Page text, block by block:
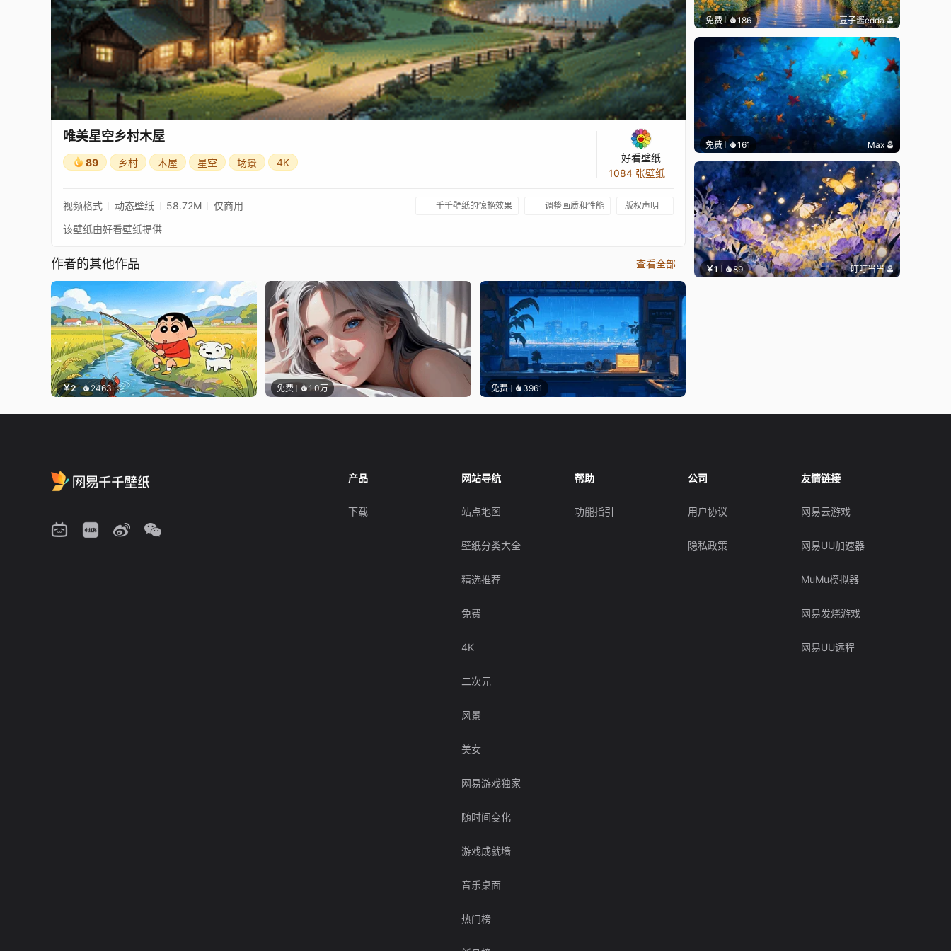
唯美星空乡村木屋
89 乡村 木屋 星空 场景 4K
好看壁纸
1084 张壁纸
视频格式 动态壁纸 58.72M 仅商用 千千壁纸的惊艳效果 调整画质和性能 版权声明
该壁纸由好看壁纸提供
作者的其他作品 查看全部
￥2 2463 免费 1.0万 免费 3961
免费 186 豆子酱edda
免费 161 Max
￥1 89 叮叮当当
产品
下载
网站导航
站点地图
壁纸分类大全
精选推荐
免费
4K
二次元
风景
美女
网易游戏独家
随时间变化
游戏成就墙
音乐桌面
热门榜
帮助
功能指引
公司
用户协议
隐私政策
友情链接
网易云游戏
网易UU加速器
MuMu模拟器
网易发烧游戏
网易UU远程